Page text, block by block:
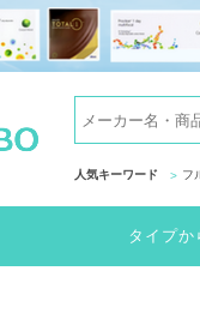
人気キーワード フ
タイプか